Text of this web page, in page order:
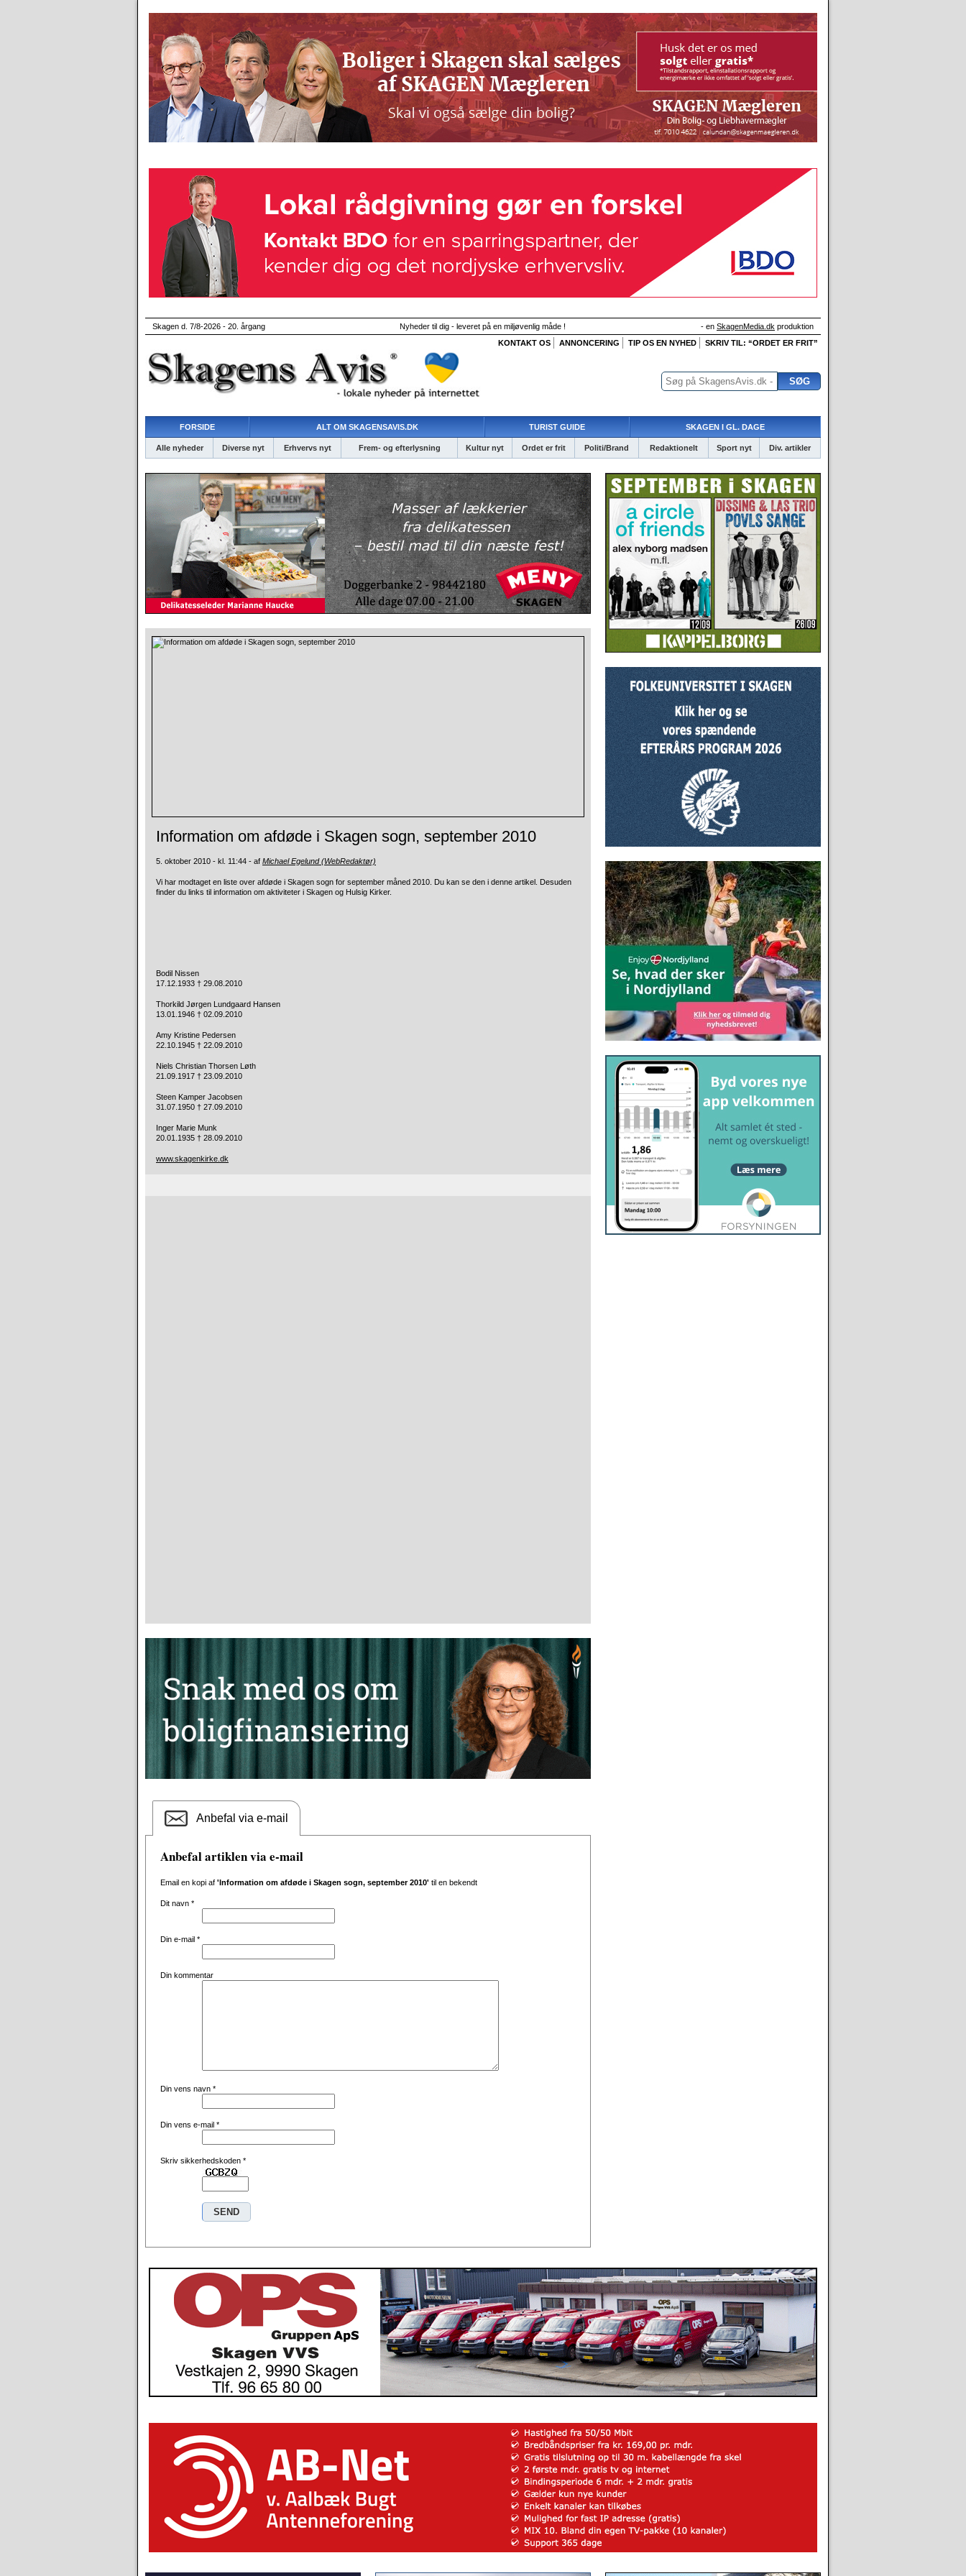
Skagen d. 7/8-2026 - 20. årgang Nyheder til dig - leveret på en miljøvenlig måde ! - en SkagenMedia.dk produktion
KONTAKT OS
ANNONCERING TIP OS EN NYHED SKRIV TIL: “ORDET ER FRIT”
FORSIDE ALT OM SKAGENSAVIS.DK TURIST GUIDE SKAGEN I GL. DAGE
Alle nyheder Diverse nyt Erhvervs nyt Frem- og efterlysning Kultur nyt Ordet er frit Politi/Brand Redaktionelt Sport nyt Div. artikler
Information om afdøde i Skagen sogn, september 2010
5. oktober 2010 - kl. 11:44 - af Michael Egelund (WebRedaktør)
Vi har modtaget en liste over afdøde i Skagen sogn for september måned 2010. Du kan se den i denne artikel. Desuden
finder du links til information om aktiviteter i Skagen og Hulsig Kirker.
Bodil Nissen
17.12.1933 † 29.08.2010
Thorkild Jørgen Lundgaard Hansen
13.01.1946 † 02.09.2010
Amy Kristine Pedersen
22.10.1945 † 22.09.2010
Niels Christian Thorsen Løth
21.09.1917 † 23.09.2010
Steen Kamper Jacobsen
31.07.1950 † 27.09.2010
Inger Marie Munk
20.01.1935 † 28.09.2010
www.skagenkirke.dk
Anbefal via e-mail
Anbefal artiklen via e-mail
Email en kopi af 'Information om afdøde i Skagen sogn, september 2010' til en bekendt
Dit navn *
Din e-mail *
Din kommentar
Din vens navn *
Din vens e-mail *
Skriv sikkerhedskoden *